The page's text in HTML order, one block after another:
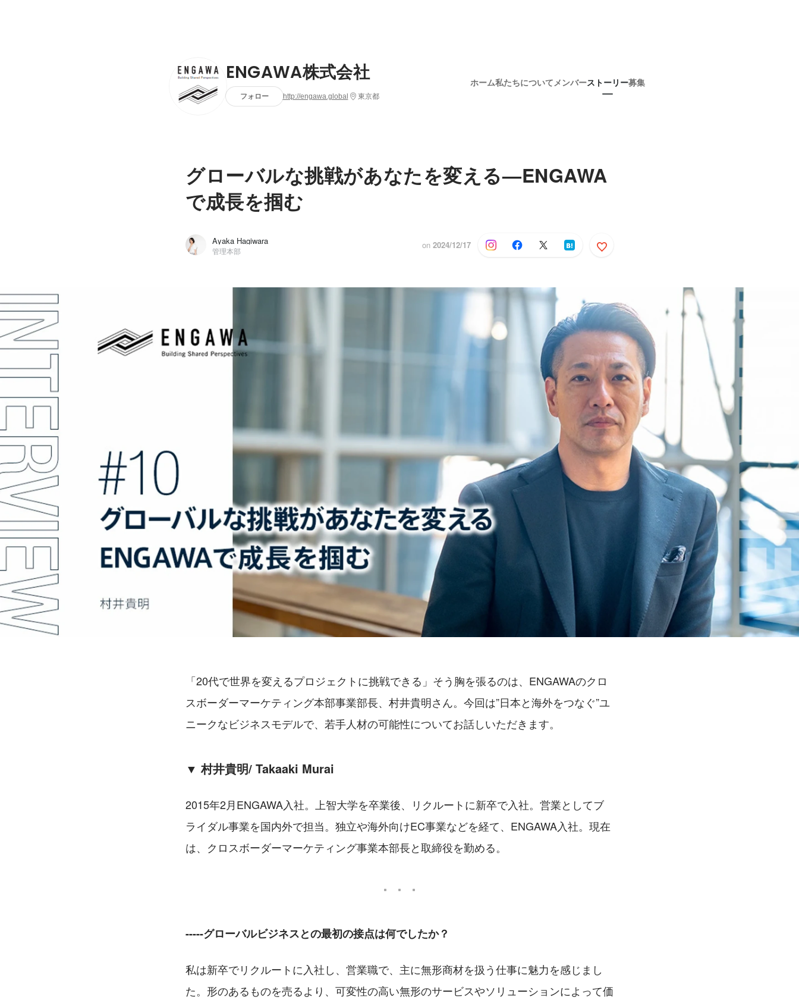
ENGAWA株式会社
フォロー http://engawa.global 東京都
ホーム私たちについて メンバーストーリー募集
グローバルな挑戦があなたを変える—ENGAWA
で成長を掴む
Ayaka Hagiwara
管理本部
on 2024/12/17
「20代で世界を変えるプロジェクトに挑戦できる」そう胸を張るのは、ENGAWAのクロ
スボーダーマーケティング本部事業部長、村井貴明さん。今回は”日本と海外をつなぐ”ユ
ニークなビジネスモデルで、若手人材の可能性についてお話しいただきます。
▼ 村井貴明/ Takaaki Murai
2015年2月ENGAWA入社。上智大学を卒業後、リクルートに新卒で入社。営業としてブ
ライダル事業を国内外で担当。独立や海外向けEC事業などを経て、ENGAWA入社。現在
は、クロスボーダーマーケティング事業本部長と取締役を勤める。
-----グローバルビジネスとの最初の接点は何でしたか？
私は新卒でリクルートに入社し、営業職で、主に無形商材を扱う仕事に魅力を感じまし
た。形のあるものを売るより、可変性の高い無形のサービスやソリューションによって価
Ayaka Hagiwara
ENGAWA株式会社 / 管理本部